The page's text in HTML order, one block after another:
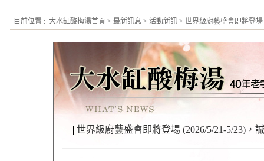
目前位置 : 大水缸酸梅湯首頁 > 最新訊息 > 活動新訊 > 世界級廚藝盛會即將登
世界級廚藝盛會即將登場 (2026/5/21-5/23)，